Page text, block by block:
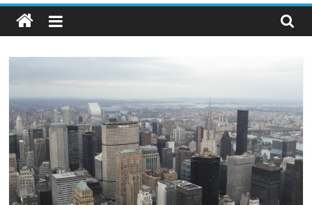
Przewodnik
Giełdowy
|
Analizy
Finansowe